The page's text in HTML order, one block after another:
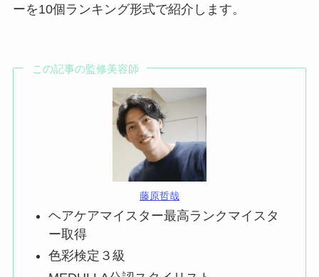
ーを10個ランキング形式で紹介します。
この記事の監修美容師
藤原哲哉
ヘアケアマイスター最高ランクマイスタ
ー取得
色彩検定３級